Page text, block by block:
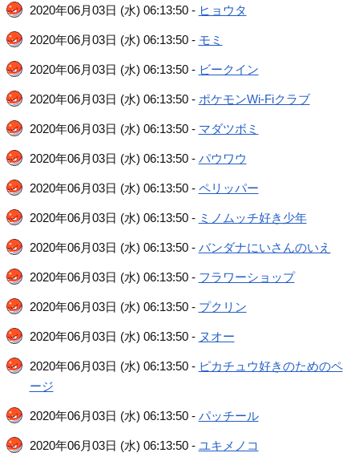
2020年06月03日 (水) 06:13:50 - ヒョウタ
2020年06月03日 (水) 06:13:50 - モミ
2020年06月03日 (水) 06:13:50 - ビークイン
2020年06月03日 (水) 06:13:50 - ポケモンWi-Fiクラブ
2020年06月03日 (水) 06:13:50 - マダツボミ
2020年06月03日 (水) 06:13:50 - パウワウ
2020年06月03日 (水) 06:13:50 - ペリッパー
2020年06月03日 (水) 06:13:50 - ミノムッチ好き少年
2020年06月03日 (水) 06:13:50 - バンダナにいさんのいえ
2020年06月03日 (水) 06:13:50 - フラワーショップ
2020年06月03日 (水) 06:13:50 - プクリン
2020年06月03日 (水) 06:13:50 - ヌオー
2020年06月03日 (水) 06:13:50 - ピカチュウ好きのためのペ
ージ
2020年06月03日 (水) 06:13:50 - パッチール
2020年06月03日 (水) 06:13:50 - ユキメノコ